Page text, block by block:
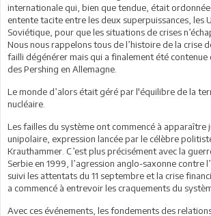
internationale qui, bien que tendue, était
entente tacite entre les deux superpuissances, les
Soviétique, pour que les situations de crises
Nous nous rappelons tous de l’histoire de la crise
failli dégénérer mais qui a finalement été contenue
des Pershing en Allemagne.
Le monde d’alors était géré par l'équilibre de la
nucléaire.
Les failles du système ont commencé à apparaître
unipolaire, expression lancée par le célèbre
Krauthammer. C’est plus précisément avec la
Serbie en 1999, l’agression anglo-saxonne contre
suivi les attentats du 11 septembre et la crise
a commencé à entrevoir les craquements du
Avec ces événements, les fondements des